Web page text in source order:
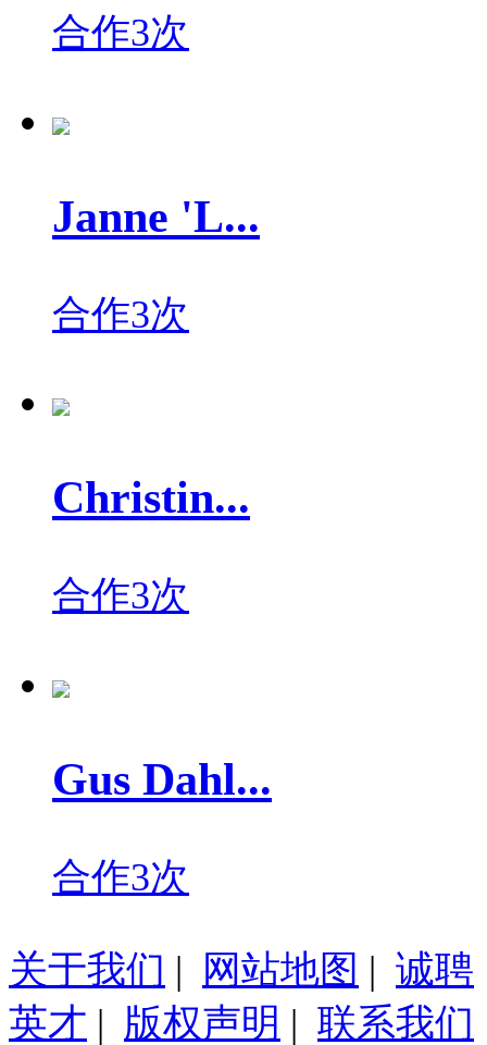
合作3次
Janne 'L...
合作3次
Christin...
合作3次
Gus Dahl...
合作3次
关于我们 | 网站地图 | 诚聘
英才 | 版权声明 | 联系我们